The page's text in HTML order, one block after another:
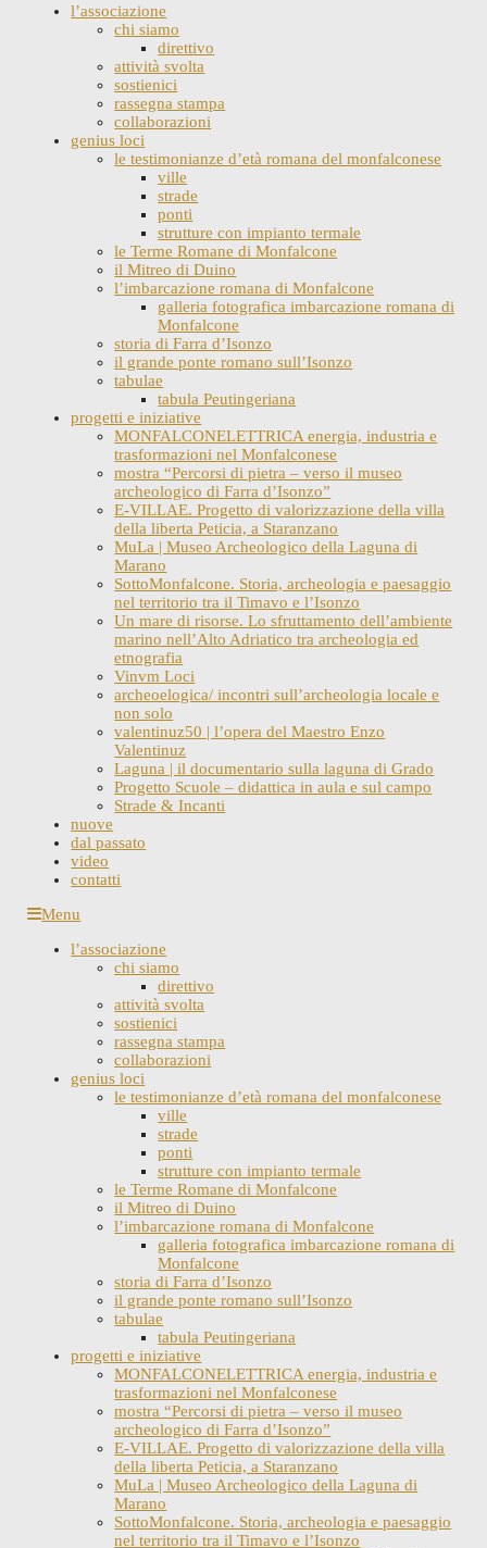
l’associazione
chi siamo
direttivo
attività svolta
sostienici
rassegna stampa
collaborazioni
genius loci
le testimonianze d’età romana del monfalconese
ville
strade
ponti
strutture con impianto termale
le Terme Romane di Monfalcone
il Mitreo di Duino
l’imbarcazione romana di Monfalcone
galleria fotografica imbarcazione romana di
Monfalcone
storia di Farra d’Isonzo
il grande ponte romano sull’Isonzo
tabulae
tabula Peutingeriana
progetti e iniziative
MONFALCONELETTRICA energia, industria e
trasformazioni nel Monfalconese
mostra “Percorsi di pietra – verso il museo
archeologico di Farra d’Isonzo”
E-VILLAE. Progetto di valorizzazione della villa
della liberta Peticia, a Staranzano
MuLa | Museo Archeologico della Laguna di
Marano
SottoMonfalcone. Storia, archeologia e paesaggio
nel territorio tra il Timavo e l’Isonzo
Un mare di risorse. Lo sfruttamento dell’ambiente
marino nell’Alto Adriatico tra archeologia ed
etnografia
Vinvm Loci
archeoelogica/ incontri sull’archeologia locale e
non solo
valentinuz50 | l’opera del Maestro Enzo
Valentinuz
Laguna | il documentario sulla laguna di Grado
Progetto Scuole – didattica in aula e sul campo
Strade & Incanti
nuove
dal passato
video
contatti
Skip
content
Menu
l’associazione
chi siamo
direttivo
attività svolta
sostienici
rassegna stampa
collaborazioni
genius loci
le testimonianze d’età romana del monfalconese
ville
strade
ponti
strutture con impianto termale
le Terme Romane di Monfalcone
il Mitreo di Duino
l’imbarcazione romana di Monfalcone
galleria fotografica imbarcazione romana di
Monfalcone
storia di Farra d’Isonzo
il grande ponte romano sull’Isonzo
tabulae
tabula Peutingeriana
progetti e iniziative
MONFALCONELETTRICA energia, industria e
trasformazioni nel Monfalconese
mostra “Percorsi di pietra – verso il museo
archeologico di Farra d’Isonzo”
E-VILLAE. Progetto di valorizzazione della villa
della liberta Peticia, a Staranzano
MuLa | Museo Archeologico della Laguna di
Marano
SottoMonfalcone. Storia, archeologia e paesaggio
nel territorio tra il Timavo e l’Isonzo